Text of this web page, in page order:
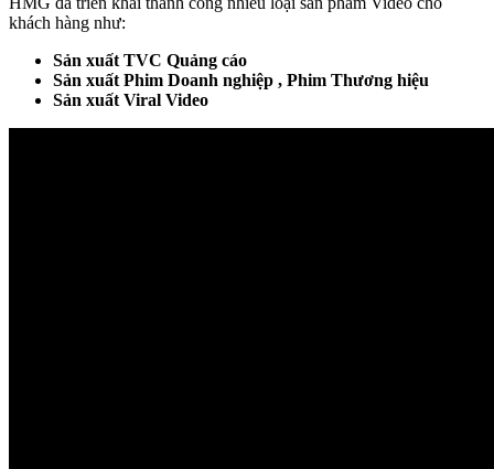
khách hàng như:
Sản xuất TVC Quảng cáo
Sản xuất Phim Doanh nghiệp , Phim Thương hiệu
Sản xuất Viral Video